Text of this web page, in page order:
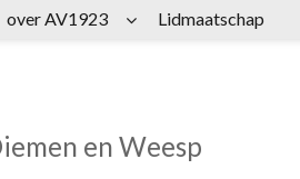
en Weesp
over AV1923 Lidmaatschap